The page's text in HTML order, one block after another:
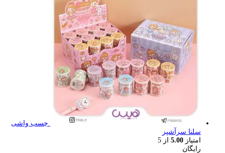
چسب واشی
سلنا سرآشپز
امتیاز 5.00 از 5
رایگان